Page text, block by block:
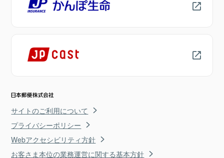
サイトのご利用について
プライバシーポリシー
Webアクセシビリティ方針
お客さま本位の業務運営に関する基本方針